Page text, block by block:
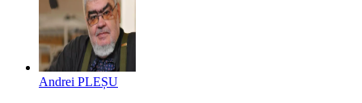
Andrei PLEȘU